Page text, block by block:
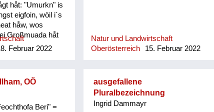
håt: "Umurkn" is
eigfoin, wöil i´s
håw, wos
Großmuada håt
den Andivi
ghåwt håm.
Februar 2022
Natur und Landwirtschaft
Oberösterreich
15. Februar 2022
OÖ
Beri" =
ausgefallene
Pluralbezeichnung
Ingrid Dammayr